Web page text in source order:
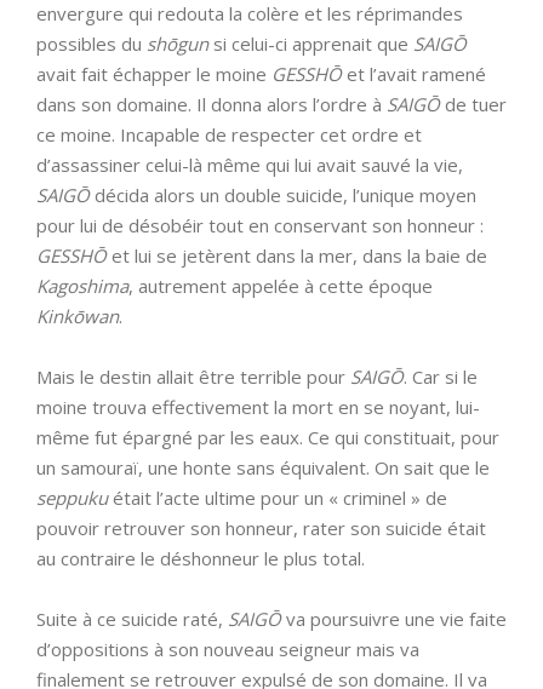
envergure qui redouta la colère et les réprimandes
possibles du shōgunsi celui-ci apprenait que SAIGŌ
avait fait échapper le moine GESSHŌet l’avait ramené
dans son domaine. Il donna alors l’ordre à SAIGŌde tuer
ce moine. Incapable de respecter cet ordre et
d’assassiner celui-là même qui lui avait sauvé la vie,
SAIGŌdécida alors un double suicide, l’unique moyen
pour lui de désobéir tout en conservant son honneur :
GESSHŌet lui se jetèrent dans la mer, dans la baie de
Kagoshima, autrement appelée à cette époque
Kinkōwan.
Mais le destin allait être terrible pour SAIGŌ. Car si le
moine trouva effectivement la mort en se noyant, lui-
même fut épargné par les eaux. Ce qui constituait, pour
un samouraï, une honte sans équivalent. On sait que le
seppukuétait l’acte ultime pour un « criminel » de
pouvoir retrouver son honneur, rater son suicide était
au contraire le déshonneur le plus total.
Suite à ce suicide raté, SAIGŌva poursuivre une vie faite
d’oppositions à son nouveau seigneur mais va
finalement se retrouver expulsé de son domaine. Il va